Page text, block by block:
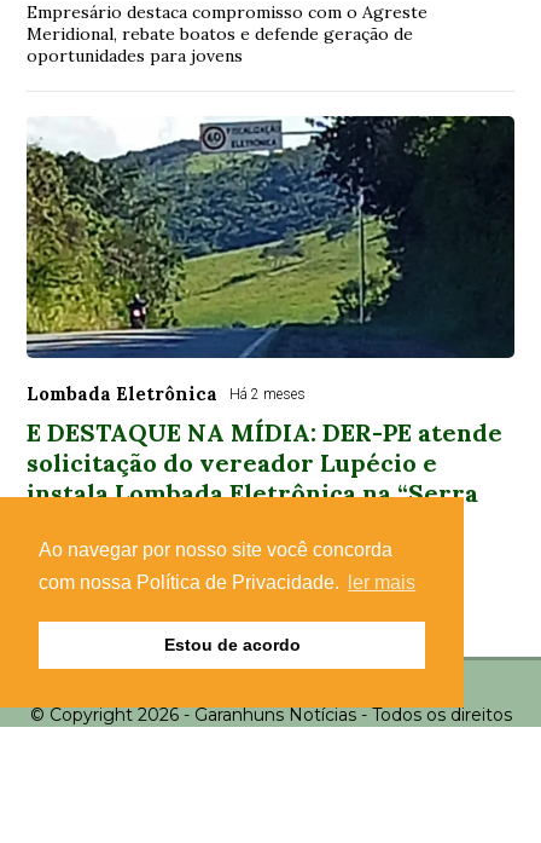
Ao navegar por nosso site você concorda
com nossa Política de Privacidade.
ler mais
Estou de acordo
Empresário destaca compromisso com o Agreste
Meridional, rebate boatos e defende geração de
oportunidades para jovens
Lombada Eletrônica Há 2 meses
E DESTAQUE NA MÍDIA: DER-PE atende
solicitação do vereador Lupécio e
instala Lombada Eletrônica na “Serra
Confira na matéria:
© Copyright 2026 - Garanhuns Notícias - Todos os direitos